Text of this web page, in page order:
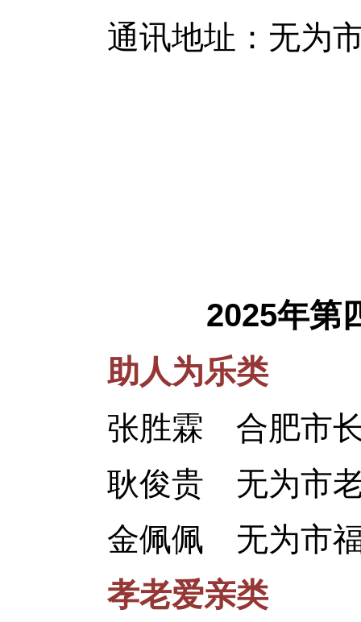
通讯地址：无为市
2025年第
助人为乐类
张胜霖 合肥市长
耿俊贵 无为市老
金佩佩 无为市福
孝老爱亲类